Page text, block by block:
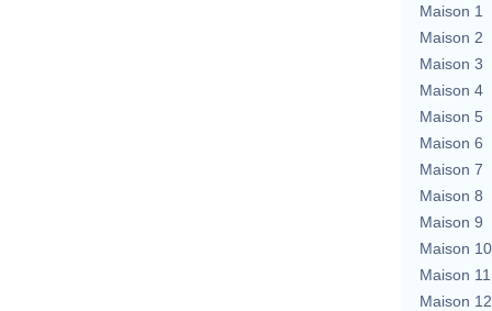
Maison 1
Maison 2
Maison 3
Maison 4
Maison 5
Maison 6
Maison 7
Maison 8
Maison 9
Maison 10
Maison 11
Maison 12